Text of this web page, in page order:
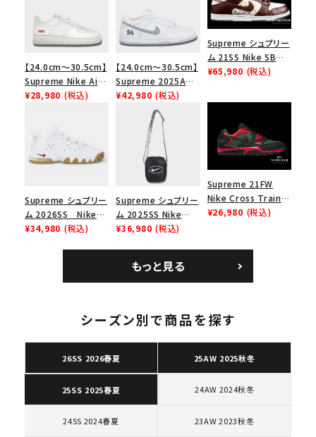
人気ワード 2026SS
Tシャツ・ロングスリーブ
【24.0cm～30.5cm】
Supreme Nike Air
Force 1 Low シュプ
ューズ ホワイト
¥28,980 (税込)
【24.0cm～30.5cm】
Supreme 2025AW
Nike SB Dunk Low
ナイキ SB ダンク ロ
ー スニーカー ホワイ
¥42,980 (税込)
Supreme シュプリー
ム 21SS Nike SB
Dunk Low ナイキSB
¥65,980 (税込)
Supreme シュプリー
ム 2026SS Nike
SB Air Max 2 CB 94
¥34,980 (税込)
Supreme シュプリー
ム 2025SS Nike
Leather Shoulder
ク 黒
¥36,980 (税込)
Supreme 21FW
Nike Cross Trainer
Low ナイキクロスト
¥26,980 (税込)
もっと見る
シーズン別で商品を探す
26SS 2026春夏 25AW 2025秋冬
25SS 2025春夏 24AW 2024秋冬
24SS 2024春夏 23AW 2023秋冬